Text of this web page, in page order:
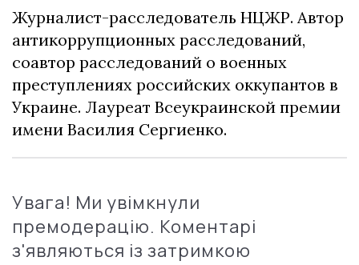
Журналист-расследователь НЦЖР. Автор
антикоррупционных расследований,
соавтор расследований о военных
преступлениях российских оккупантов в
Украине. Лауреат Всеукраинской премии
имени Василия Сергиенко.
Увага! Ми увімкнули
премодерацію. Коментарі
з'являються із затримкою